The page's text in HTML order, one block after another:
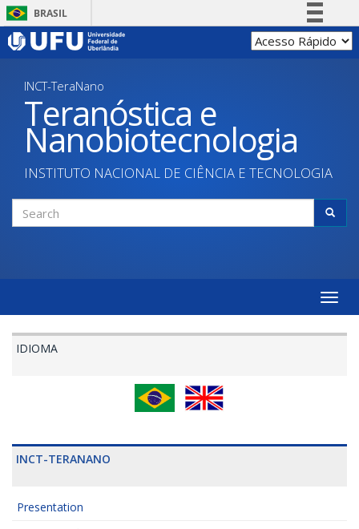
Skip
to
main
BRASIL
Simplifique!
Acesso à informação
Legislação
Canais
INCT-TeraNano
Teranóstica e
Nanobiotecnologia
INSTITUTO NACIONAL DE CIÊNCIA E TECNOLOGIA
Search
Toggle
IDIOMA
INCT-TERANANO
Presentation